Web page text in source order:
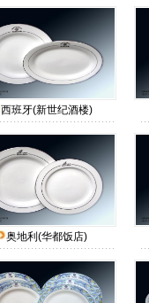
西班牙(新世纪酒楼)
奥地利(华都饭店)